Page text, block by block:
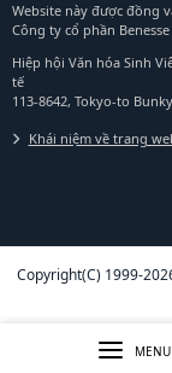
Website này được đồng
Công ty cổ phần
Hiệp hội Văn hóa Sinh
tế
113-8642, Tokyo-to
Khái niệm về trang
Copyright(C) 1999-
MENU